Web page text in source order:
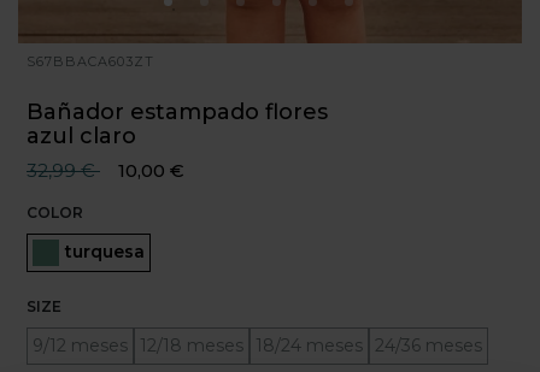
S67BBACA603ZT
Bañador estampado flores
azul claro
Precio reducido desde
32,99 €hasta
10,00 €
COLOR
turquesa
Seleccionado
SIZE
9/12 meses 12/18 meses 18/24 meses 24/36 meses